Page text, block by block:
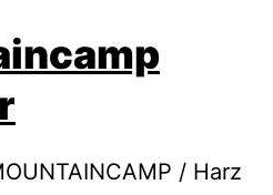
/ Harz